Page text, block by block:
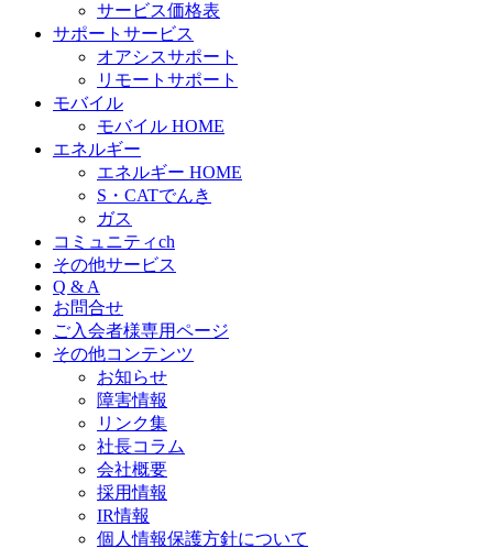
サービス価格表
サポートサービス
オアシスサポート
リモートサポート
モバイル
モバイル HOME
エネルギー
エネルギー HOME
S・CATでんき
ガス
コミュニティch
その他サービス
Q & A
お問合せ
ご入会者様専用ページ
その他コンテンツ
お知らせ
障害情報
リンク集
社長コラム
会社概要
採用情報
IR情報
個人情報保護方針について